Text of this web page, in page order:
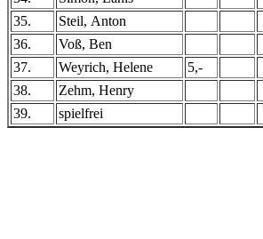
35.
Steil, Anton
36.
Voß, Ben
37.
Weyrich, Helene 5,-
38.
Zehm, Henry
39.
spielfrei